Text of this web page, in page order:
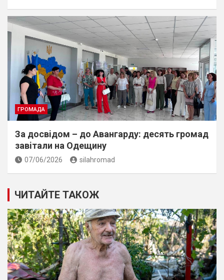
ГРОМАДА
За досвiдом – до Авангарду: десять громад
завiтали на Одещину
07/06/2026 silahromad
ЧИТАЙТЕ ТАКОЖ